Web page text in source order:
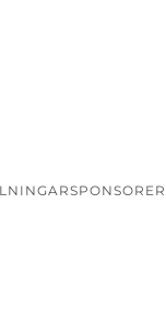
SPONSORER